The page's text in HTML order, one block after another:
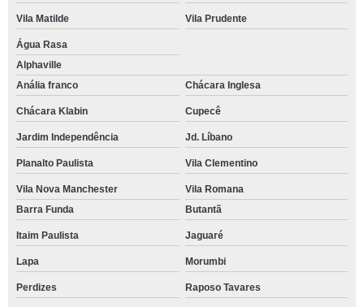
Vila Matilde Vila Prudente
Água Rasa
Alphaville
Anália franco
Chácara Inglesa
Chácara Klabin Cupecê
Jardim Independência Jd. Líbano
Planalto Paulista Vila Clementino
Vila Nova Manchester
Vila Romana
Barra Funda
Butantã
Itaim Paulista Jaguaré
Lapa Morumbi
Perdizes Raposo Tavares